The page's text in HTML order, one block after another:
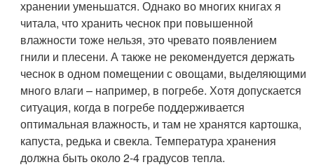
хранении уменьшатся. Однако во многих книгах я
читала, что хранить чеснок при повышенной
влажности тоже нельзя, это чревато появлением
гнили и плесени. А также не рекомендуется держать
чеснок в одном помещении с овощами, выделяющими
много влаги – например, в погребе. Хотя допускается
ситуация, когда в погребе поддерживается
оптимальная влажность, и там не хранятся картошка,
капуста, редька и свекла. Температура хранения
должна быть около 2-4 градусов тепла.